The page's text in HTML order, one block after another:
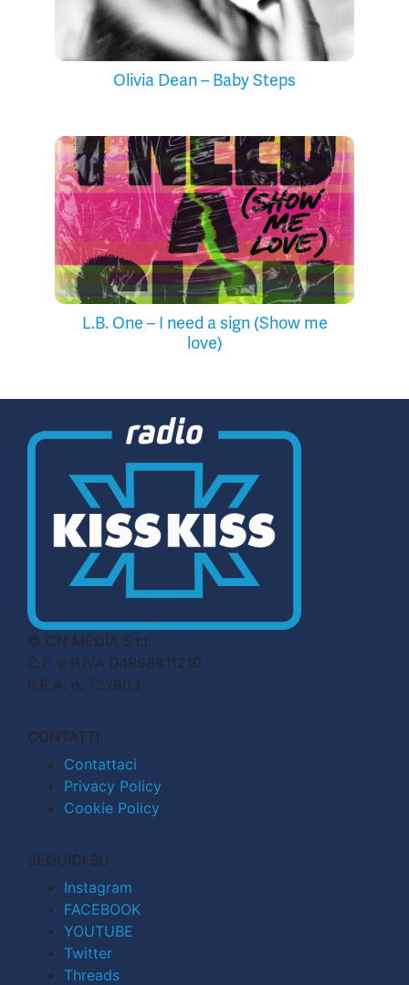
Olivia Dean – Baby Steps
L.B. One – I need a sign (Show me
love)
© CN MEDIA S.r.l.
C.F. e P.IVA 04998911210
R.E.A. n. 727803
CONTATTI
Contattaci
Privacy Policy
Cookie Policy
SEGUICI SU
Instagram
FACEBOOK
YOUTUBE
Twitter
Threads